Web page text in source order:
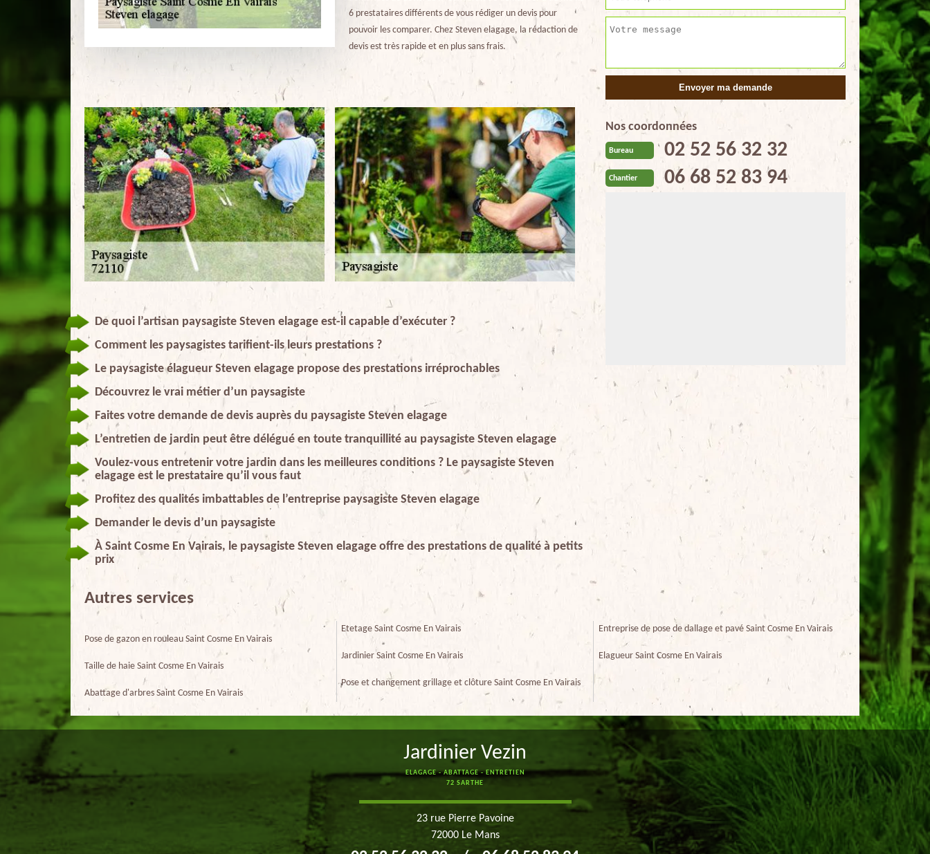
6 prestataires différents de vous rédiger un devis pour
pouvoir les comparer. Chez Steven elagage, la rédaction de
devis est très rapide et en plus sans frais.
De quoi l’artisan paysagiste Steven elagage est-il capable d’exécuter ?
Comment les paysagistes tarifient-ils leurs prestations ?
Le paysagiste élagueur Steven elagage propose des prestations irréprochables
Découvrez le vrai métier d’un paysagiste
Faites votre demande de devis auprès du paysagiste Steven elagage
L’entretien de jardin peut être délégué en toute tranquillité au paysagiste Steven elagage
Voulez-vous entretenir votre jardin dans les meilleures conditions ? Le paysagiste Steven
elagage est le prestataire qu’il vous faut
Profitez des qualités imbattables de l’entreprise paysagiste Steven elagage
Demander le devis d’un paysagiste
À Saint Cosme En Vairais, le paysagiste Steven elagage offre des prestations de qualité à petits
prix
Nos coordonnées
Bureau 02 52 56 32 32
Chantier 06 68 52 83 94
Autres services
Pose de gazon en rouleau Saint Cosme En Vairais
Taille de haie Saint Cosme En Vairais
Abattage d'arbres Saint Cosme En Vairais
Etetage Saint Cosme En Vairais
Jardinier Saint Cosme En Vairais
Pose et changement grillage et clôture Saint Cosme En Vairais
Entreprise de pose de dallage et pavé Saint Cosme En Vairais
Elagueur Saint Cosme En Vairais
Jardinier Vezin
ELAGAGE - ABATTAGE - ENTRETIEN
72 SARTHE
23 rue Pierre Pavoine
72000 Le Mans